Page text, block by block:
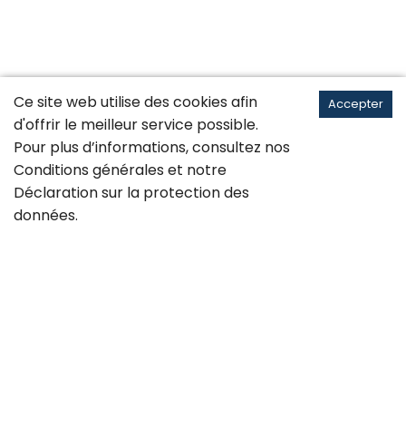
Ce site web utilise des cookies afin
d'offrir le meilleur service possible.
Pour plus d’informations, consultez nos
Conditions générales et notre
Déclaration sur la protection des
données.
Accepter